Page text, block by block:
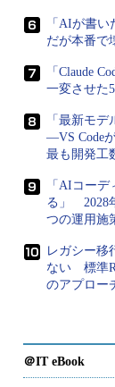
「AIが書
だが本番で
「Claude
一変させた
「最新モ
―VS Code
最も開発工
「AIコー
る」 2028
つの運用施
レガシー移
ない 標準
のアプロー
＠IT eBook